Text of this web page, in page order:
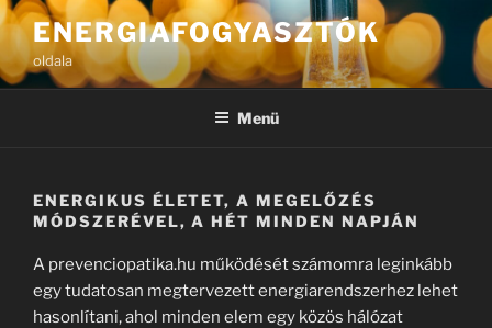
Tartalomhoz
ENERGIAFOGYASZTÓK
oldala
Menü
ENERGIKUS ÉLETET, A MEGELŐZÉS
MÓDSZERÉVEL, A HÉT MINDEN NAPJÁN
A prevenciopatika.hu működését számomra leginkább
egy tudatosan megtervezett energiarendszerhez lehet
hasonlítani, ahol minden elem egy közös hálózat